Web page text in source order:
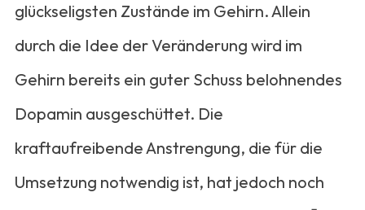
glückseligsten Zustände im Gehirn. Allein
durch die Idee der Veränderung wird im
Gehirn bereits ein guter Schuss belohnendes
Dopamin ausgeschüttet. Die
kraftaufreibende Anstrengung, die für die
Umsetzung notwendig ist, hat jedoch noch